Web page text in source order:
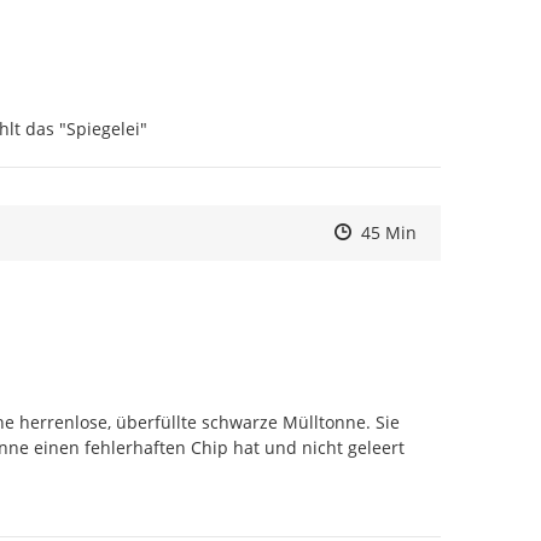
das "Spiegelei"
Zeitpunkt des
Zeitpunkt des
45 MinZur Äußerung
herrenlose, überfüllte schwarze Mülltonne. Sie
einen fehlerhaften Chip hat und nicht geleert